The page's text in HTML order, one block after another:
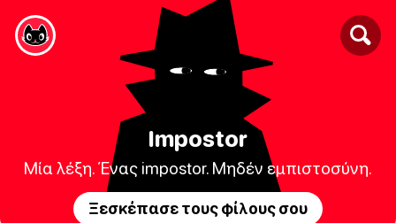
Impostor
Μία λέξη. Ένας impostor. Μηδέν εμπιστοσύνη.
Ξεσκέπασε τους φίλους σου